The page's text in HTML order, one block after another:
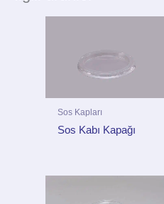
Sos Kapları
Sos Kabı Kapağı